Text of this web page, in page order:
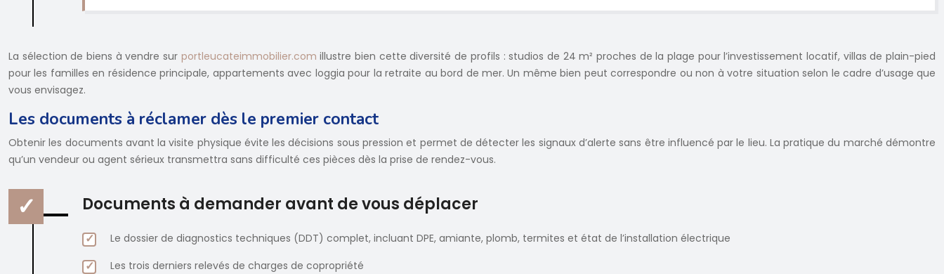
La sélection de biens à vendre sur portleucateimmobilier.com illustre bien cette diversité de profils : studios de 24 m² proches de la plage pour l’investissement locatif, villas de plain-pied
pour les familles en résidence principale, appartements avec loggia pour la retraite au bord de mer. Un même bien peut correspondre ou non à votre situation selon le cadre d’usage que
vous envisagez.
Les documents à réclamer dès le premier contact
Obtenir les documents avant la visite physique évite les décisions sous pression et permet de détecter les signaux d’alerte sans être influencé par le lieu. La pratique du marché démontre
qu’un vendeur ou agent sérieux transmettra sans difficulté ces pièces dès la prise de rendez-vous.
Documents à demander avant de vous déplacer
Le dossier de diagnostics techniques (DDT) complet, incluant DPE, amiante, plomb, termites et état de l’installation électrique
Les trois derniers relevés de charges de copropriété